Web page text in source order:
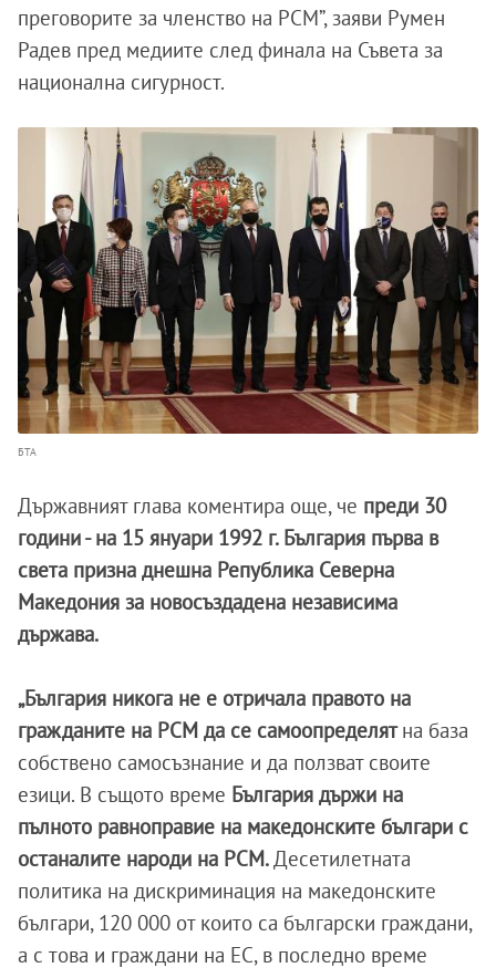
преговорите за членство на РСМ”, заяви Румен
Радев пред медиите след финала на Съвета за
национална сигурност.
БТА
Държавният глава коментира още, че преди 30
години - на 15 януари 1992 г. България първа в
света призна днешна Република Северна
Македония за новосъздадена независима
държава.
„България никога не е отричала правото на
гражданите на РСМ да се самоопределятна база
собствено самосъзнание и да ползват своите
езици. В същото време България държи на
пълното равноправие на македонските българи с
останалите народи на РСМ. Десетилетната
политика на дискриминация на македонските
българи, 120 000 от които са български граждани,
а с това и граждани на ЕС, в последно време